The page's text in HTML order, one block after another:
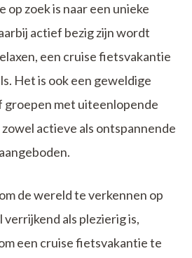
op zoek is naar een unieke
actief bezig zijn wordt
een cruise fietsvakantie
Het is ook een geweldige
groepen met uiteenlopende
actieve als ontspannende
de wereld te verkennen op
verrijkend als plezierig is,
een cruise fietsvakantie te